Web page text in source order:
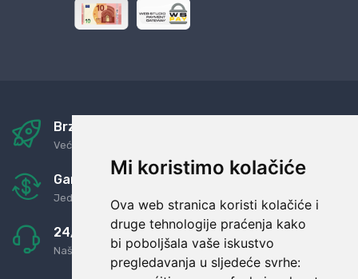
Mi koristimo kolačiće
Ova web stranica koristi kolačiće i
druge tehnologije praćenja kako
bi poboljšala vaše iskustvo
pregledavanja u sljedeće svrhe:
Brza i sigurna dostava
Već za nekoliko dana kod vas
Garancija u povrat novaca
Jednostavno pravilo: Roba za novac
24/7 odlična podrška
Naši agenti uvijek na raspolaganju